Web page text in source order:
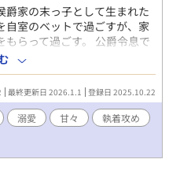
爵家の末っ子として生まれた
自室のベットで過ごすが、家
らって過ごす。 公爵令息‪で
溺愛しているが、シェルに
チャーミルスト公爵家に新
物語の世界だと教えられる。
めに「幻の万能薬の花」をめ
行が対立し、レオンスティ
るそうだ。 シェルはレオン
を回避する…！ 甘々×∞の糖
のでストレスフリーです^^*
最終更新日 2026.1.1 登録日 2025.10.22
溺愛 甘々
執着攻め